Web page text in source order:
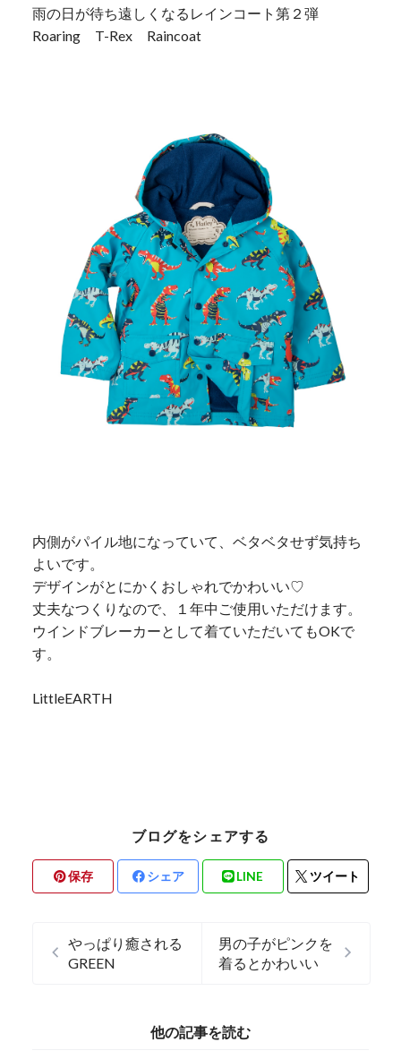
雨の日が待ち遠しくなるレインコート第２弾
Roaring T-Rex Raincoat
内側がパイル地になっていて、ベタベタせず気持ち
よいです。
デザインがとにかくおしゃれでかわいい♡
丈夫なつくりなので、１年中ご使用いただけます。
ウインドブレーカーとして着ていただいてもOKで
す。
LittleEARTH
ブログをシェアする
保存 シェア LINE ツイート
やっぱり癒される
GREEN
男の子がピンクを
着るとかわいい
他の記事を読む